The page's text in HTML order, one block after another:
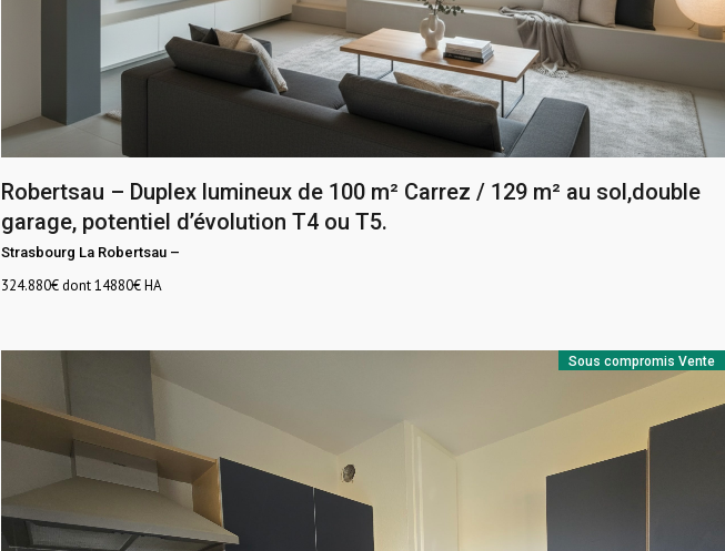
Robertsau – Duplex lumineux de 100 m² Carrez / 129 m² au sol,double
garage, potentiel d’évolution T4 ou T5.
Strasbourg La Robertsau –
324.880€ dont 14880€ HA
Sous compromis Vente